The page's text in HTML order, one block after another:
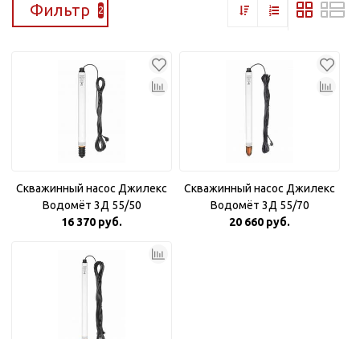
Фильтр 2
Скважинный насос Джилекс
Водомёт 3Д 55/50
16 370 руб.
Скважинный насос Джилекс
Водомёт 3Д 55/70
20 660 руб.